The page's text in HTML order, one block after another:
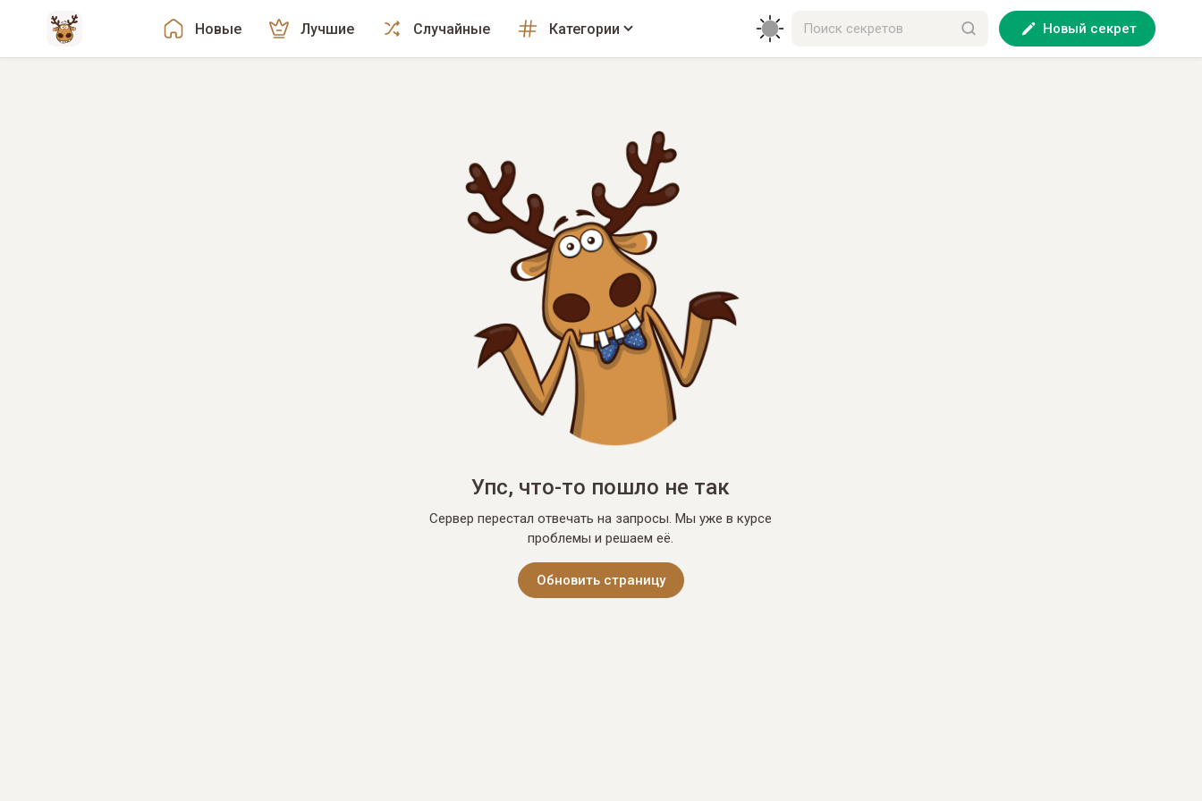
Новые Лучшие Случайные Категории Новый секрет
Упс, что-то пошло не так
Сервер перестал отвечать на запросы. Мы уже в курсе
проблемы и решаем её.
Обновить страницу